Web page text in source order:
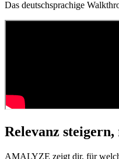
Das deutschsprachige
Relevanz
AMALYZE zeigt dir, für